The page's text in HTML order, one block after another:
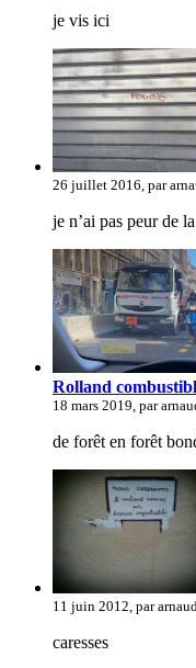
je vis ici
26 juillet 2016, par
je n’ai pas peur de
Rolland
18 mars 2019, par
de forêt en forêt
11 juin 2012, par
caresses